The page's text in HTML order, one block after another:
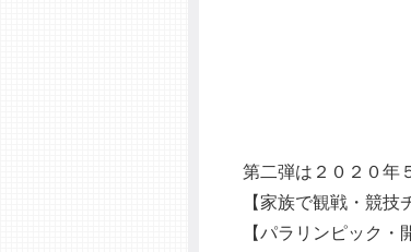
第二弾は２０２０年
【家族で観戦・競技
【パラリンピック・